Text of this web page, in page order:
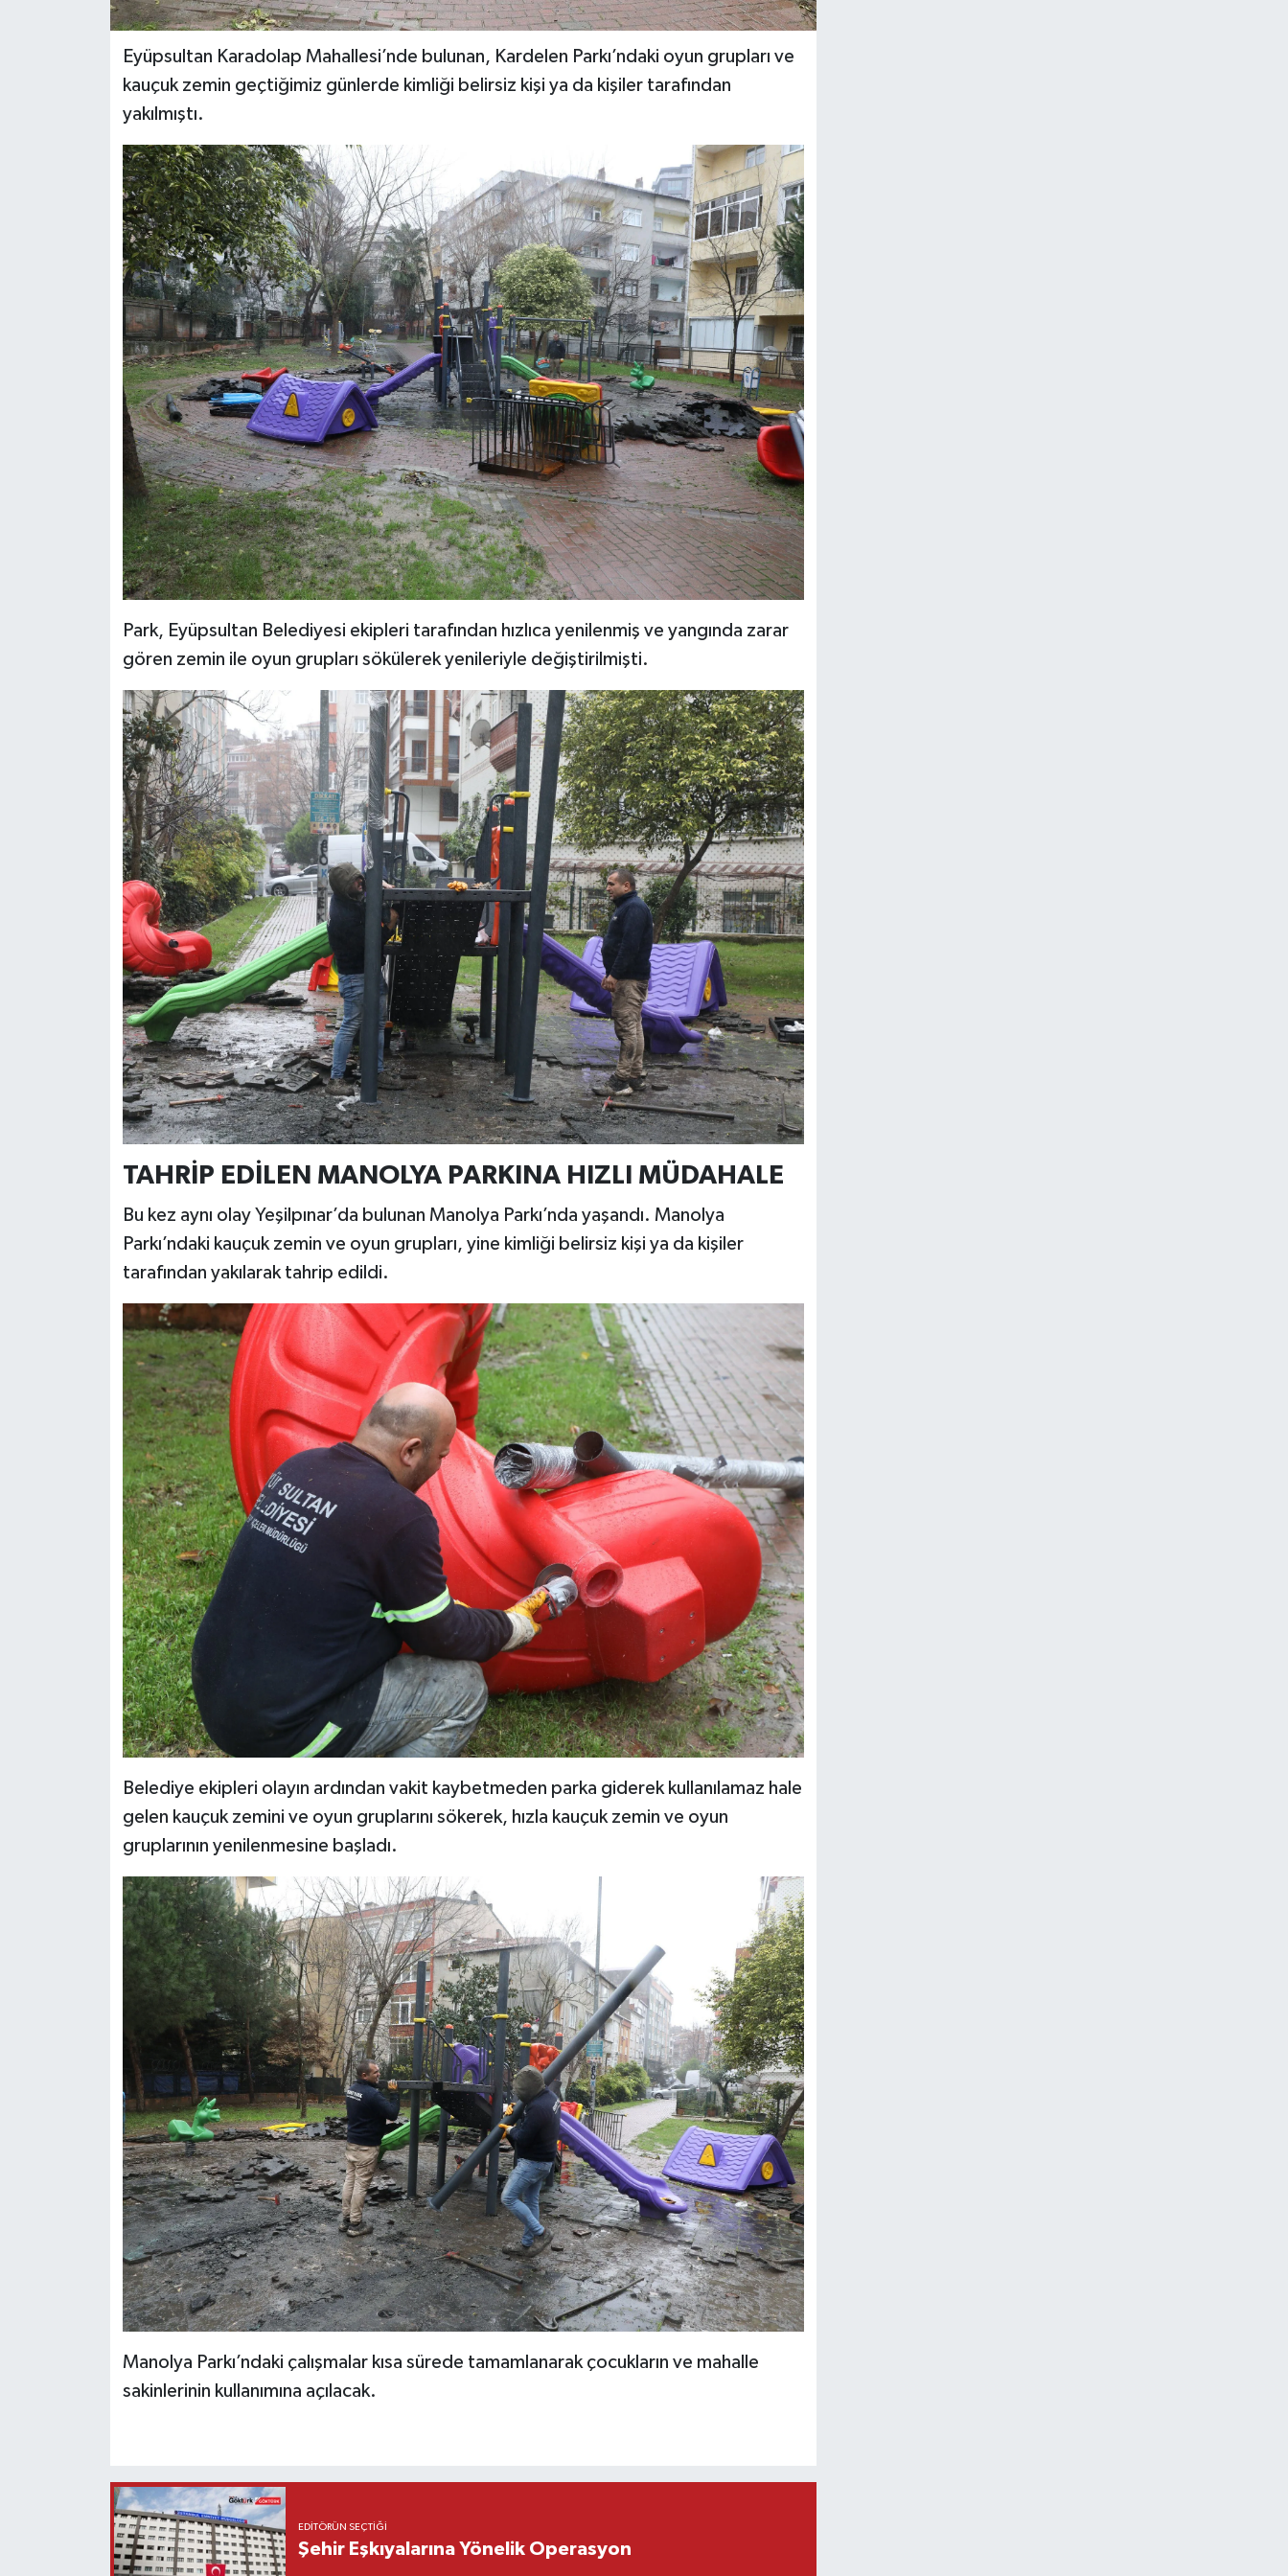
Eyüpsultan Karadolap Mahallesi’nde bulunan, Kardelen Parkı’ndaki oyun grupları ve
kauçuk zemin geçtiğimiz günlerde kimliği belirsiz kişi ya da kişiler tarafından
yakılmıştı.
Park, Eyüpsultan Belediyesi ekipleri tarafından hızlıca yenilenmiş ve yangında zarar
gören zemin ile oyun grupları sökülerek yenileriyle değiştirilmişti.
TAHRİP EDİLEN MANOLYA PARKINA HIZLI MÜDAHALE
Bu kez aynı olay Yeşilpınar’da bulunan Manolya Parkı’nda yaşandı. Manolya
Parkı’ndaki kauçuk zemin ve oyun grupları, yine kimliği belirsiz kişi ya da kişiler
tarafından yakılarak tahrip edildi.
Belediye ekipleri olayın ardından vakit kaybetmeden parka giderek kullanılamaz hale
gelen kauçuk zemini ve oyun gruplarını sökerek, hızla kauçuk zemin ve oyun
gruplarının yenilenmesine başladı.
Manolya Parkı’ndaki çalışmalar kısa sürede tamamlanarak çocukların ve mahalle
sakinlerinin kullanımına açılacak.
EDITÖRÜN SEÇTIĞI
Şehir Eşkıyalarına Yönelik Operasyon